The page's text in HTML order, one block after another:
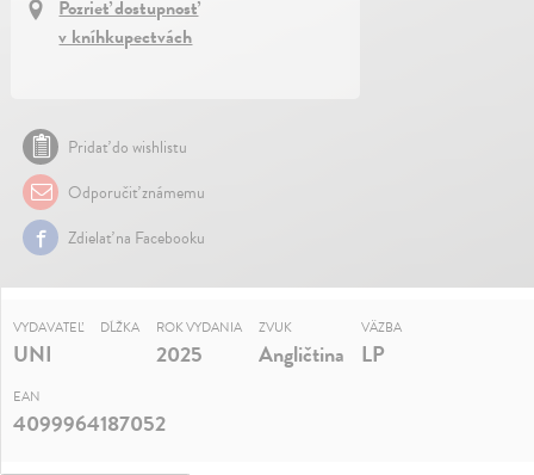
Pozrieť dostupnosť
v kníhkupectvách
Pridať do wishlistu
Odporučiť známemu
Zdielať na Facebooku
VYDAVATEĽ
UNI
DĹŽKA ROK VYDANIA
2025
ZVUK
Angličtina
VÄZBA
LP
EAN
4099964187052